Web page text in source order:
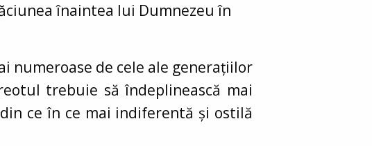
înaintea lui Dumnezeu în
numeroase de cele ale generațiilor
trebuie să îndeplinească mai
ce în ce mai indiferentă și ostilă